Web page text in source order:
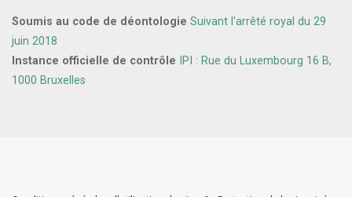
Soumis au code de déontologie Suivant l'arrêté royal du 29
juin 2018
Instance officielle de contrôle
IPI : Rue du Luxembourg 16 B,
1000 Bruxelles